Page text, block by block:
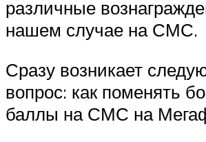
различные
нашем случае на СМС.
Сразу возникает
вопрос: как поменять
баллы на СМС на